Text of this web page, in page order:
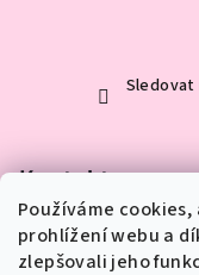
Používáme
prohlížení webu a
zlepšovali jeho
Sledovat
Kontakt
eva@mylittleart.cz
723 490 689